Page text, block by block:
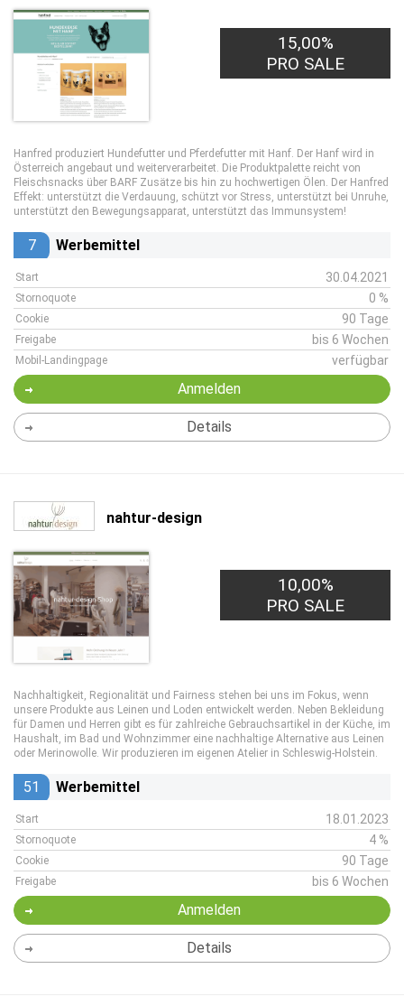
15,00%
PRO SALE
Hanfred produziert Hundefutter und Pferdefutter mit Hanf. Der Hanf wird in
Österreich angebaut und weiterverarbeitet. Die Produktpalette reicht von
Fleischsnacks über BARF Zusätze bis hin zu hochwertigen Ölen. Der Hanfred
Effekt: unterstützt die Verdauung, schützt vor Stress, unterstützt bei Unruhe,
unterstützt den Bewegungsapparat, unterstützt das Immunsystem!
7 Werbemittel
Start 30.04.2021
Stornoquote 0 %
Cookie 90 Tage
Freigabe bis 6 Wochen
Mobil-Landingpage verfügbar
Anmelden
Details
nahtur-design
10,00%
PRO SALE
Nachhaltigkeit, Regionalität und Fairness stehen bei uns im Fokus, wenn
unsere Produkte aus Leinen und Loden entwickelt werden. Neben Bekleidung
für Damen und Herren gibt es für zahlreiche Gebrauchsartikel in der Küche, im
Haushalt, im Bad und Wohnzimmer eine nachhaltige Alternative aus Leinen
oder Merinowolle. Wir produzieren im eigenen Atelier in Schleswig-Holstein.
51 Werbemittel
Start 18.01.2023
Stornoquote 4 %
Cookie 90 Tage
Freigabe bis 6 Wochen
Anmelden
Details